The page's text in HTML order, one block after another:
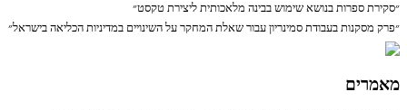
״סקירת ספרות בנושא שימוש בבינה מלאכותית ליצירת טקסט״
״פרק מסקנות בעבודת סמינריון עבור שאלת המחקר על השינויים במדיניות הכליאה בישראל״
מאמרים